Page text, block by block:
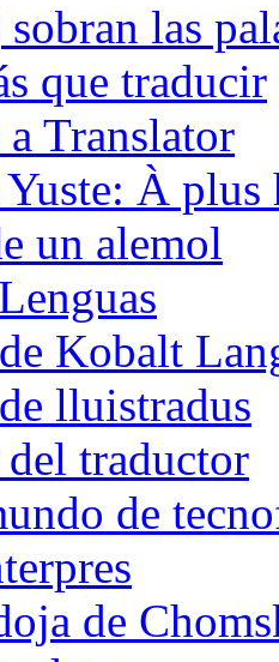
las
que traducir
Translator
À plus
un alemol
Kobalt
lluistradus
traductor
de
de